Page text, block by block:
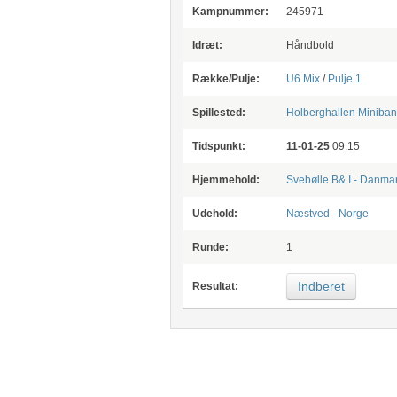
Kampnummer: 245971
Idræt: Håndbold
Række/Pulje: U6 Mix/ Pulje 1
Spillested: Holberghallen
Tidspunkt: 11-01-25 09:15
Hjemmehold: Svebølle B& I -
Udehold: Næstved - Norge
Runde: 1
Resultat: Indberet